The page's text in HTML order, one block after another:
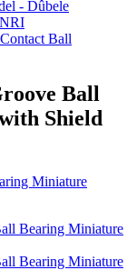
Ball
Ball
Shield